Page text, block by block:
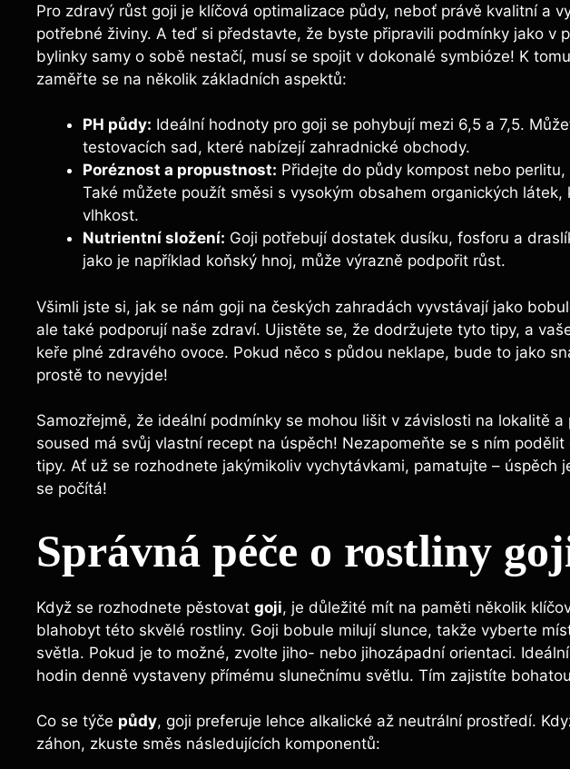
Pro zdravý růst goji je klíčová optimalizace půdy, neboť právě kvalitní a
potřebné živiny. A teď si představte, že byste připravili podmínky jako v
bylinky samy o sobě nestačí, musí se spojit v dokonalé symbióze! K
zaměřte se na několik základních aspektů:
PH půdy: Ideální hodnoty pro goji se pohybují mezi 6,5 a 7,5.
testovacích sad, které nabízejí zahradnické obchody.
Poréznost a propustnost: Přidejte do půdy kompost nebo
Také můžete použít směsi s vysokým obsahem organických
vlhkost.
Nutrientní složení: Goji potřebují dostatek dusíku, fosforu a
jako je například koňský hnoj, může výrazně podpořit růst.
Všimli jste si, jak se nám goji na českých zahradách vyvstávají jako
ale také podporují naše zdraví. Ujistěte se, že dodržujete tyto tipy, a
keře plné zdravého ovoce. Pokud něco s půdou neklape, bude to jako
prostě to nevyjde!
Samozřejmě, že ideální podmínky se mohou lišit v závislosti na lokalitě
soused má svůj vlastní recept na úspěch! Nezapomeňte se s ním
tipy. Ať už se rozhodnete jakýmikoliv vychytávkami, pamatujte – úspěch
se počítá!
Správná péče o rostliny
Když se rozhodnete pěstovat goji, je důležité mít na paměti několik
blahobyt této skvělé rostliny. Goji bobule milují slunce, takže vyberte
světla. Pokud je to možné, zvolte jiho- nebo jihozápadní orientaci.
hodin denně vystaveny přímému slunečnímu světlu. Tím zajistíte
Co se týče půdy, goji preferuje lehce alkalické až neutrální prostředí.
záhon, zkuste směs následujících komponentů: